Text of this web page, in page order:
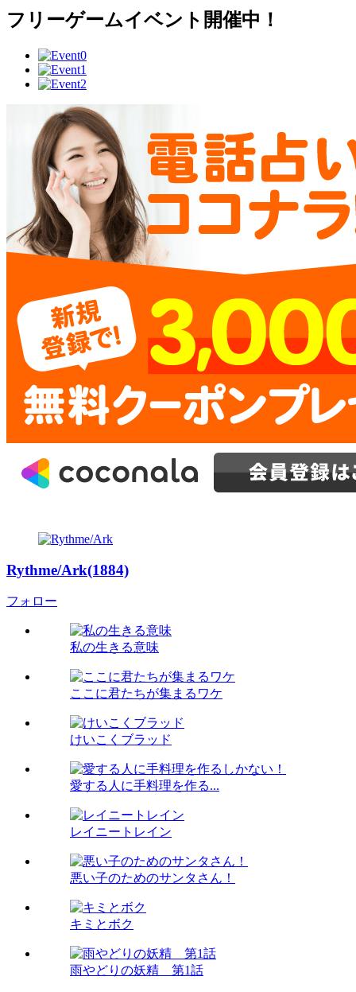
フリーゲームイベント開催中！
Rythme/Ark(1884)
フォロー
私の生きる意味
ここに君たちが集まるワケ
けいこくブラッド
愛する人に手料理を作る...
レイニートレイン
悪い子のためのサンタさん！
キミとボク
雨やどりの妖精 第1話